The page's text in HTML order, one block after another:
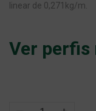
linear de 0,271kg/m.
Ver perfis